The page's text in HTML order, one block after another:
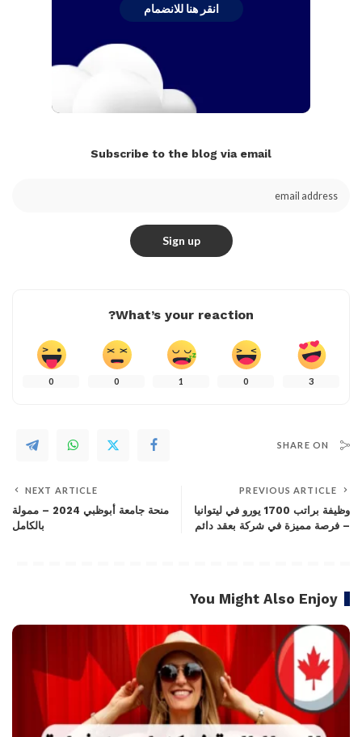
انقر هنا للانضمام
Subscribe to the blog via email
What’s your reaction?
3
0
1
0
0
SHARE ON
PREVIOUS ARTICLE
وظيفة براتب 1700 يورو في ليتوانيا
– فرصة مميزة في شركة بعقد دائم
NEXT ARTICLE
منحة جامعة أبوظبي 2024 – ممولة
بالكامل
You Might Also Enjoy